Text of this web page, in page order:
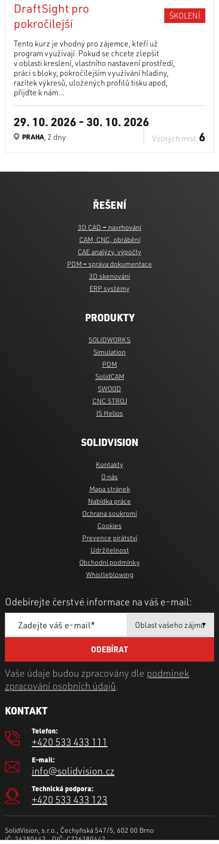
DraftSight pro
pokročilejší
ŠKOLENÍ
Tento kurz je vhodný pro zájemce, kteří už
program využívají. Pokud se chcete zlepšit
v oblasti kreslení, vlastního nastavení prostředí,
práci s bloky, pokročilejším využívání hladiny,
razítek výkresů, uložených profilů tisku apod,
přijďte k nám...
29. 10. 2026 -30. 10. 2026
PRAHA, 2 dny Volných míst: 6
ŘEŠENÍ
3D CAD – navrhování
CAM, CNC, obrábění
CAE analýzy, výpočty
PDM – správa dokumentace
3D skenování
ERP systémy
PRODUKTY
SOLIDWORKS
Simulation
PDM
SolidCAM
SWOOD
CNC STROJ
IS Helios
SOLIDVISION
Kontakty
O nás
Mapa stránek
Nabídka práce
Ochrana soukromí
Cookies
Prevence pirátství
Udržitelnost
Obchodní podmínky
Whistleblowing
Odebírejte čerstvé informace na váš e-mail:
Vaše údaje budou zpracovány dle podmínek
zpracování osobních údajů.
KONTAKT
Telefon:
+420 533 433 111
E-mail:
info@solidvision.cz
Technická podpora:
+420 533 433 123
SolidVision, s.r.o., Čechyňská 547/5, 602 00 Brno
IČ: 26280442 DIČ: CZ26280442